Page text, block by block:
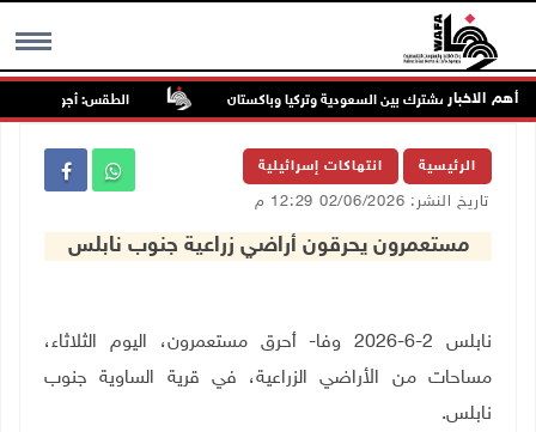
MENU أهم الاخبار
للدفاع المشترك بين السعودية وتركيا وباكستان الطقس: أجواء صافية
الرئيسية انتهاكات إسرائيلية
تاريخ النشر: 02/06/2026 12:29 م
مستعمرون يحرقون أراضي زراعية جنوب نابلس
نابلس 2-6-2026 وفا- أحرق مستعمرون، اليوم الثلاثاء،
مساحات من الأراضي الزراعية، في قرية الساوية جنوب
نابلس.